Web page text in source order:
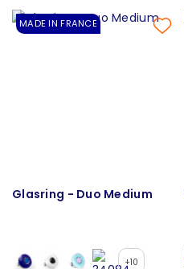
MADE IN FRANCE
Glasring - Duo Medium
+10